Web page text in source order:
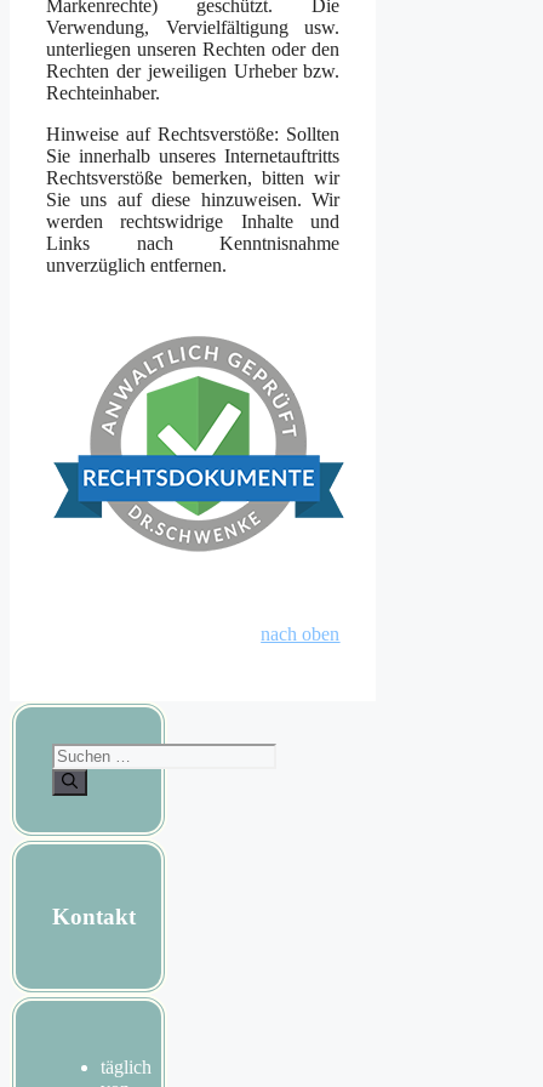
Markenrechte) geschützt. Die
Verwendung, Vervielfältigung usw.
unterliegen unseren Rechten oder den
Rechten der jeweiligen Urheber bzw.
Rechteinhaber.
Hinweise auf Rechtsverstöße: Sollten
Sie innerhalb unseres Internetauftritts
Rechtsverstöße bemerken, bitten wir
Sie uns auf diese hinzuweisen. Wir
werden rechtswidrige Inhalte und
Links nach Kenntnisnahme
unverzüglich entfernen.
nach oben
Suchen
nach:
Kontakt
täglich